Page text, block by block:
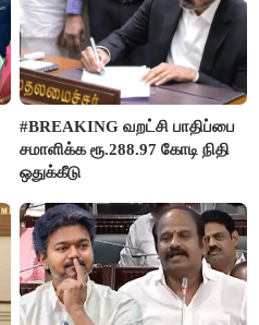
#BREAKING வறட்சி பாதிப்பை
சமாளிக்க ரூ.288.97 கோடி நிதி
ஒதுக்கீடு